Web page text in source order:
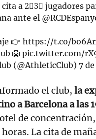
cita a 2⃣3⃣ jugadores
ante el
👉https://t.co/
🦁pic.twitter.com/
(@AthleticClub)7
el club, la
a Barcelona a las
de
La cita de